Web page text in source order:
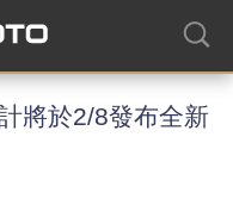
將於2/8發布全新